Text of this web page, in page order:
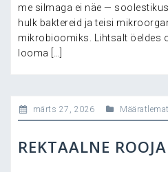
me silmaga ei näe —
hulk baktereid ja teisi
mikrobioomiks. Lihtsalt öeldes
looma […]
märts 27, 2026
REKTAALNE